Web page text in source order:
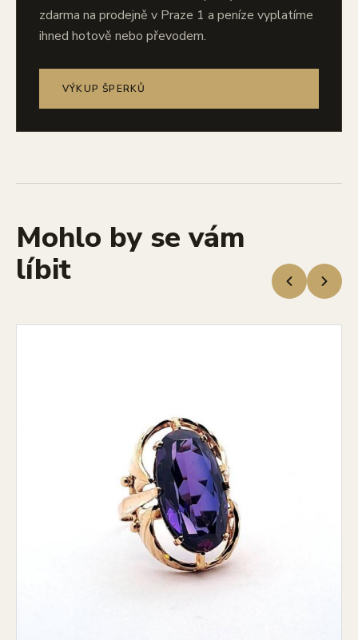
zdarma na prodejně v Praze 1 a peníze vyplatíme
ihned hotově nebo převodem.
VÝKUP ŠPERKŮ
Mohlo by se vám
líbit